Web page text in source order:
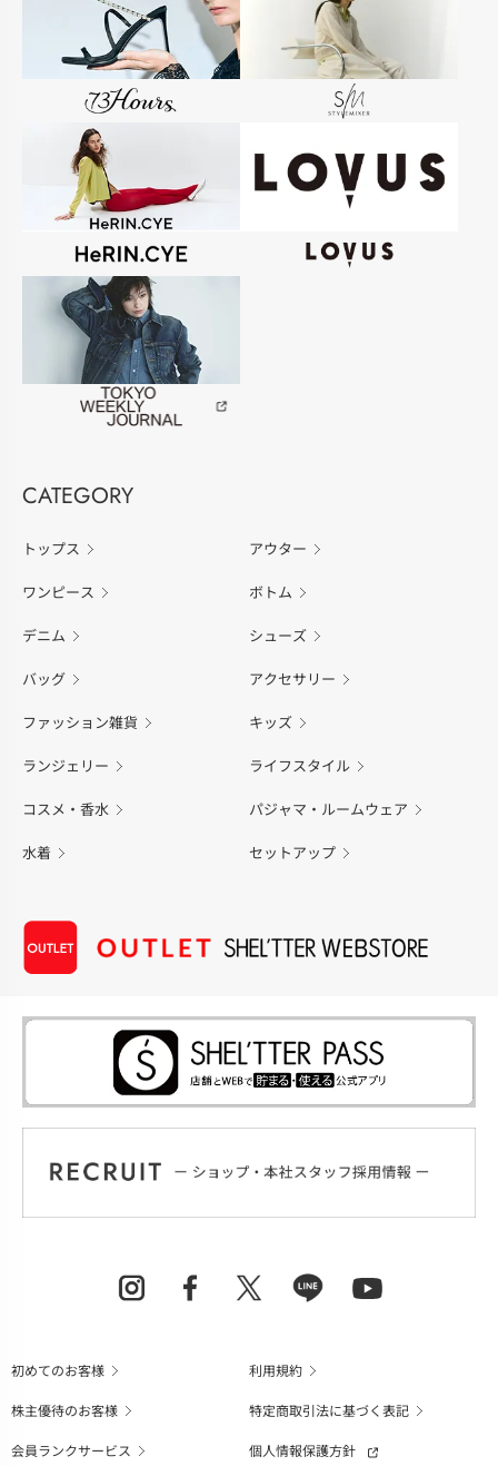
CATEGORY
トップス アウター
ワンピース ボトム
デニム シューズ
バッグ アクセサリー
ファッション雑貨 キッズ
ランジェリー ライフスタイル
コスメ・香水 パジャマ・ルームウェア
水着 セットアップ
初めてのお客様
利用規約
株主優待のお客様
特定商取引法に基づく表記
会員ランクサービス
個人情報保護方針